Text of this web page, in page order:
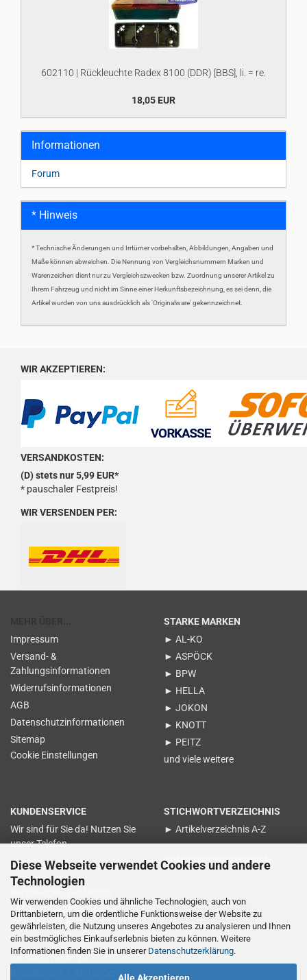
Diese Webseite verwendet Cookies und andere
Technologien
Wir verwenden Cookies und ähnliche Technologien, auch von
Drittanbietern, um die ordentliche Funktionsweise der Website zu
gewährleisten, die Nutzung unseres Angebotes zu analysieren und Ihnen
ein bestmögliches Einkaufserlebnis bieten zu können. Weitere
Informationen finden Sie in unserer Datenschutzerklärung.
Alle Akzeptieren
602110 | Rückleuchte Radex 8100 (DDR) [BBS], li. = re.
18,05 EUR
Informationen
Forum
* Hinweis
* Technische Änderungen und Irrtümer vorbehalten, Abbildungen, Angaben und
Maße können abweichen. Die Nennung von Vergleichsnummern Marken und
Warenzeichen dient nur zu Vergleichszwecken bzw. Zuordnung unserer Artikel zu
Ihrem Fahrzeug und nicht im Sinne einer Herkunftsbezeichnung, es sei denn, die
Artikel wurden von uns ausdrücklich als 'Originalware' gekennzeichnet.
WIR AKZEPTIEREN:
VERSANDKOSTEN:
(D) stets nur 5,99 EUR*
* pauschaler Festpreis!
WIR VERSENDEN PER:
Impressum
Versand- &
Zahlungsinformationen
Widerrufsinformationen
AGB
Datenschutzinformationen
Sitemap
Cookie Einstellungen
STARKE MARKEN
► AL-KO
► ASPÖCK
► BPW
► HELLA
► JOKON
► KNOTT
► PEITZ
und viele weitere
KUNDENSERVICE
Wir sind für Sie da! Nutzen Sie
unser Telefon
für Nachfragen zu
0551 - 89028638 Mo-Fr.
15:00 bis 17:00
STICHWORTVERZEICHNIS
► Artikelverzeichnis A-Z
KUNDENBEWERTUNGEN
Vertrag widerrufen